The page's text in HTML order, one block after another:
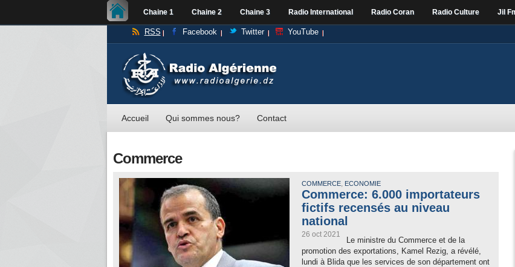
Chaine 1 Chaine 2 Chaine 3 Radio International Radio Coran Radio Culture Jil
RSS Facebook Twitter YouTube
Accueil Qui sommes nous? Contact
Commerce
COMMERCE, ECONOMIE
Commerce: 6.000 importateurs
fictifs recensés au niveau
national
26 oct 2021
Le ministre du Commerce et de la
promotion des exportations, Kamel Rezig, a révélé,
lundi à Blida que les services de son département ont